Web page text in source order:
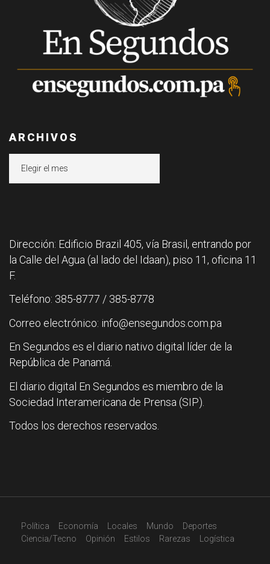
ARCHIVOS
Dirección: Edificio Brazil 405, vía Brasil, entrando por
la Calle del Agua (al lado del Idaan), piso 11, oficina 11
F.
Teléfono: 385-8777 / 385-8778
Correo electrónico: info@ensegundos.com.pa
En Segundos es el diario nativo digital líder de la
República de Panamá.
El diario digital En Segundos es miembro de la
Sociedad Interamericana de Prensa (SIP).
Todos los derechos reservados.
Política Economía Locales Mundo
Deportes
Ciencia/Tecno
Opinión Estilos Rarezas Logística